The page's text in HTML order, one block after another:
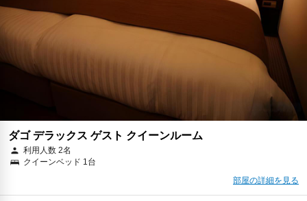
ダゴ デラックス ゲスト クイーンルーム
利用人数 2名
クイーンベッド 1台
部屋の詳細を見る